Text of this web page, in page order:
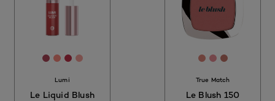
[Color]: #B04658
[Color]: #FD8B7F
[Color]: #C23048
[Color]: #F7A29B
Lumi
Le Liquid Blush
[Color]:
[Color]:
[Color]:
True Match
Le Blush 150